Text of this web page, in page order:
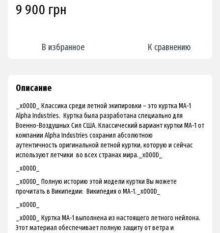
9 900 грн
В избранное К сравнению
Описание
_x000D_ Классика среди летной экипировки – это куртка МА-1
Alpha Industries. Куртка была разработана специально для
Военно-Воздушных Сил США. Классический вариант куртки МА-1 от
компании Alpha Industries сохранил абсолютною
аутентичность оригинальной летной куртки, которую и сейчас
используют летчики во всех странах мира. _x000D_
_x000D_
_x000D_ Полную историю этой модели куртки Вы можете
прочитать в Википедии: Википедия о МА-1._x000D_
_x000D_
_x000D_ Куртка МА-1 выполнена из настоящего летного нейлона.
Этот материал обеспечивает полную защиту от ветра и